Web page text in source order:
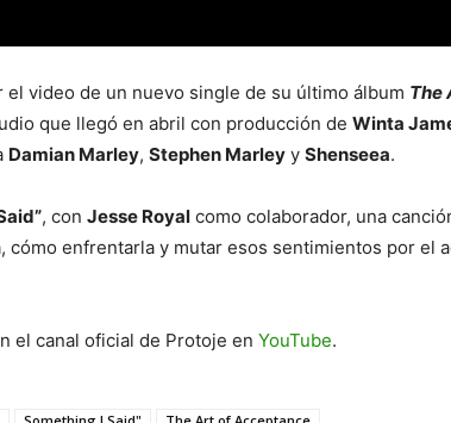
el video de un nuevo single de su último álbum The
que llegó en abril con producción de Winta
Damian Marley, Stephen Marley y Shenseea.
, con Jesse Royal como colaborador, una
cómo enfrentarla y mutar esos sentimientos por el
el canal oficial de Protoje en YouTube.